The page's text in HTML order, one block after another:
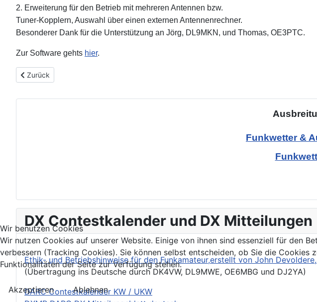
2. Erweiterung für den Betrieb mit mehreren Antennen bzw.
Tuner-Kopplern, Auswahl über einen externen Antennenrechner.
Besonderer Dank für die Unterstützung an Jörg, DL9MKN, und Thomas, OE3PTC.
Zur Software gehts hier.
Vorheriger Beitrag: R25Log Ver.: 0.25 liegt aktuell auf dem Server
Zurück
Funkwetter &
DX Contestkalender und DX Mitteilungen
Ethik- und Betriebshinweise für den Funkamateur,erstellt von John
(Übertragung ins Deutsche durch DK4VW, DL9MWE, OE6MBG und DJ2YA)
DARC Contestkalender KW / UKW
Wir benutzen Cookies
Wir nutzen Cookies auf unserer Website. Einige von ihnen sind essenziell für den
verbessern (Tracking Cookies). Sie können selbst entscheiden, ob Sie die
Funktionalitäten der Seite zur Verfügung stehen.
Akzeptieren
Ablehnen